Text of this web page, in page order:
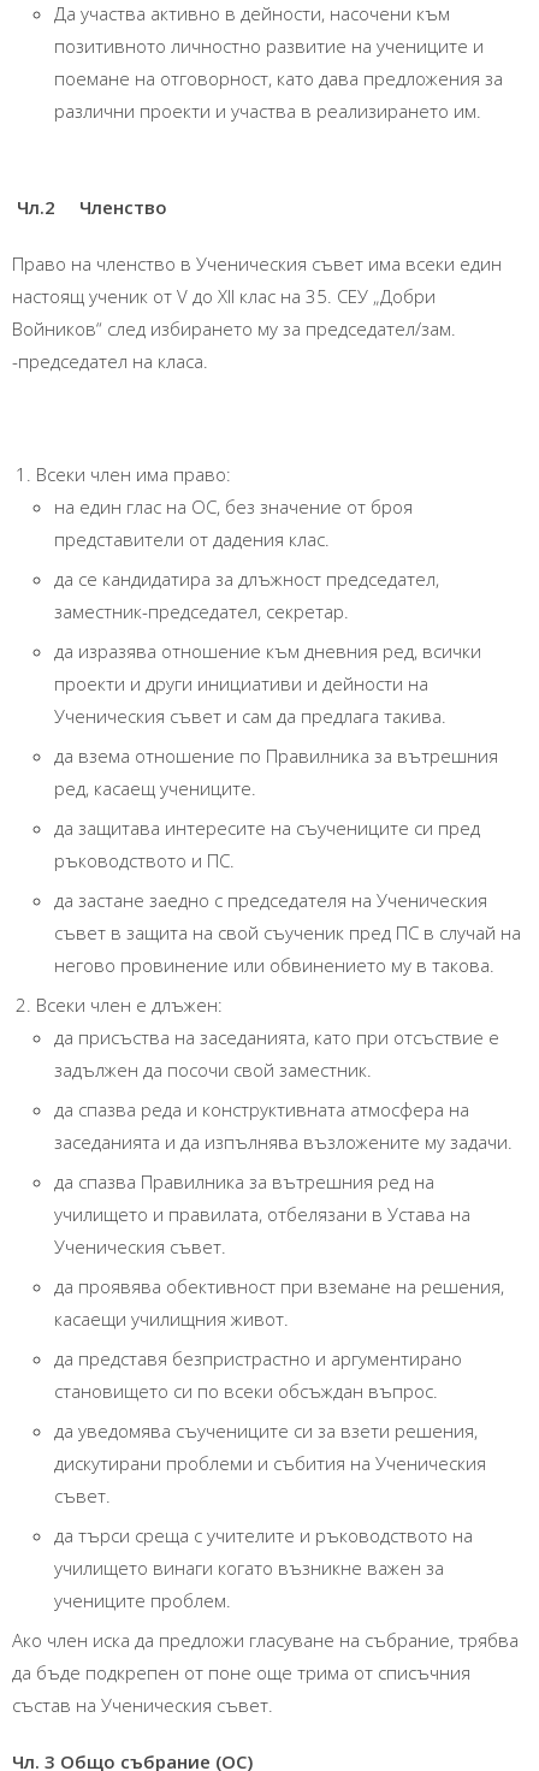
Да участва активно в дейности, насочени към
позитивното личностно развитие на учениците и
поемане на отговорност, като дава предложения за
различни проекти и участва в реализирането им.
Чл.2 Членство
Право на членство в Ученическия съвет има всеки един
настоящ ученик от V до XII клас на 35. СЕУ „Добри
Войников“ след избирането му за председател/зам.
-председател на класа.
Всеки член има право:
на един глас на ОС, без значение от броя
представители от дадения клас.
да се кандидатира за длъжност председател,
заместник-председател, секретар.
да изразява отношение към дневния ред, всички
проекти и други инициативи и дейности на
Ученическия съвет и сам да предлага такива.
да взема отношение по Правилника за вътрешния
ред, касаещ учениците.
да защитава интересите на съучениците си пред
ръководството и ПС.
да застане заедно с председателя на Ученическия
съвет в защита на свой съученик пред ПС в случай на
негово провинение или обвинението му в такова.
Всеки член е длъжен:
да присъства на заседанията, като при отсъствие е
задължен да посочи свой заместник.
да спазва реда и конструктивната атмосфера на
заседанията и да изпълнява възложените му задачи.
да спазва Правилника за вътрешния ред на
училището и правилата, отбелязани в Устава на
Ученическия съвет.
да проявява обективност при вземане на решения,
касаещи училищния живот.
да представя безпристрастно и аргументирано
становището си по всеки обсъждан въпрос.
да уведомява съучениците си за взети решения,
дискутирани проблеми и събития на Ученическия
съвет.
да търси среща с учителите и ръководството на
училището винаги когато възникне важен за
учениците проблем.
Ако член иска да предложи гласуване на събрание, трябва
да бъде подкрепен от поне още трима от списъчния
състав на Ученическия съвет.
Чл. 3 Общо събрание (ОС)